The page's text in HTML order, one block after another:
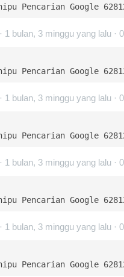
· 1 bulan, 3 minggu yang lalu · 0
· 1 bulan, 3 minggu yang lalu · 0
· 1 bulan, 3 minggu yang lalu · 0
· 1 bulan, 3 minggu yang lalu · 0